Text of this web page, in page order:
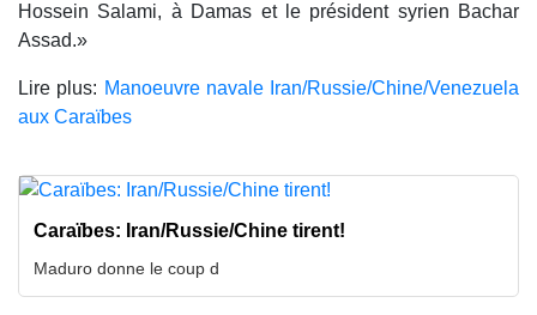
Hossein Salami, à Damas et le président syrien Bachar
Assad.»
Lire plus: Manoeuvre navale Iran/Russie/Chine/Venezuela
aux Caraïbes
Caraïbes: Iran/Russie/Chine tirent!
Maduro donne le coup d